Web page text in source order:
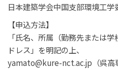
日本建築学会中国支部環境工学
【申込方法】
「氏名、所属（勤務先または
ドレス」を明記の上、
yamato@kure-nct.ac.jp（呉